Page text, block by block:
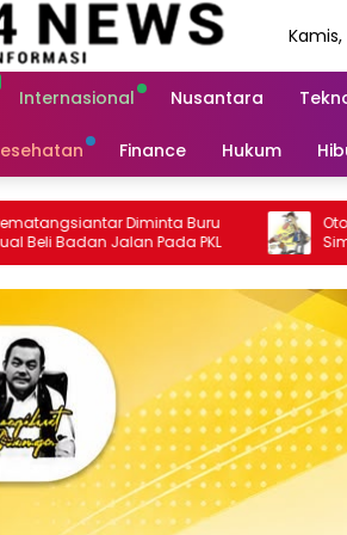
Internasional Nusantara
Finance Hukum
Otoriter, Oknum Petinggi Kesbangpol
Simalungun Resahkan Pegawai